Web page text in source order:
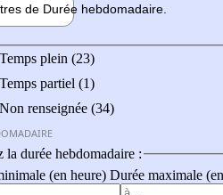
de Durée hebdomadaire
Temps plein (23)
Temps partiel (1)
Non renseignée (34)
la durée hebdomadaire :
(en heure) Durée maximale